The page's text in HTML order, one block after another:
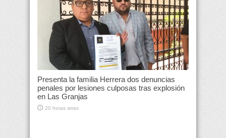
Presenta la familia Herrera dos denuncias
penales por lesiones culposas tras explosión
en Las Granjas
20 horas atras